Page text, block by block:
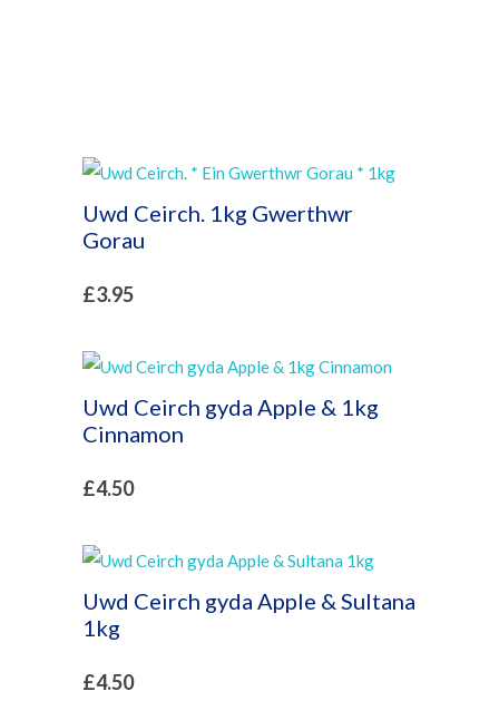
Uwd Ceirch. 1kg Gwerthwr
Gorau
£3.95
Uwd Ceirch gyda Apple & 1kg
Cinnamon
£4.50
Uwd Ceirch gyda Apple & Sultana
1kg
£4.50